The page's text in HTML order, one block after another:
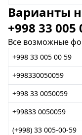
Варианты
+998 33 005
Все возможные
+998 33 005 00 59
+998330050059
+998 33 0050059
+99833 0050059
(+998) 33 005-00-59